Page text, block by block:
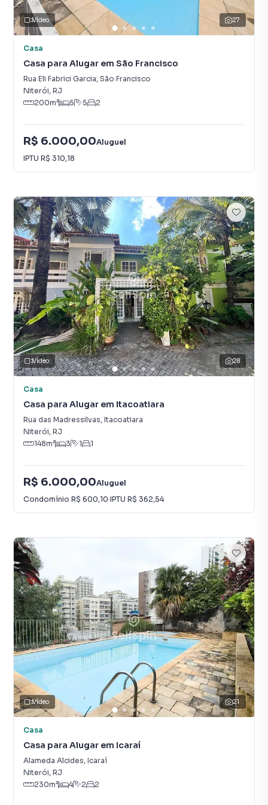
27
Vídeo
Casa
Casa para Alugar em São Francisco
Rua Eli Fabrici Garcia, São Francisco
Niterói, RJ
200m² 5 5 2
R$ 6.000,00Aluguel
IPTU R$ 310,18
28
Vídeo
Casa
Casa para Alugar em Itacoatiara
Rua das Madressilvas, Itacoatiara
Niterói, RJ
148m² 3 1 1
R$ 6.000,00Aluguel
Condomínio R$ 600,10·IPTU R$ 362,54
21
Vídeo
Casa
Casa para Alugar em Icaraí
Alameda Alcides, Icaraí
Niterói, RJ
230m² 4 2 2